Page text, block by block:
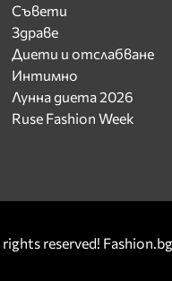
Съвети
Здраве
Диети и отслабване
Интимно
Лунна диета 2026
Ruse Fashion Week
reserved! Fashion.bg